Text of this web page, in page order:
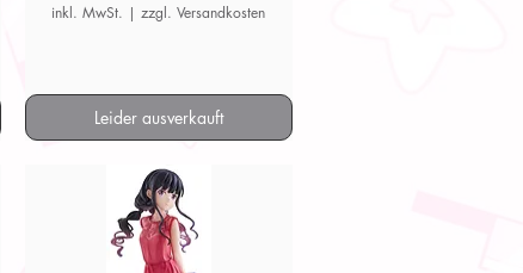
inkl. MwSt. |zzgl. Versandkosten
Leider ausverkauft